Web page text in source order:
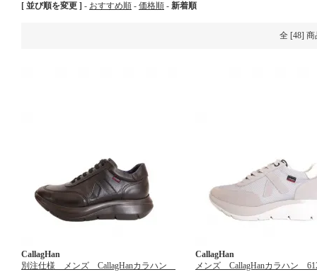
[ 並び順を変更 ] - おすすめ順 - 価格順 - 新着順
全 [48]
CallagHan
別注仕様 メンズ CallagHanカラハン
CallagHan
メンズ CallagHanカラハン